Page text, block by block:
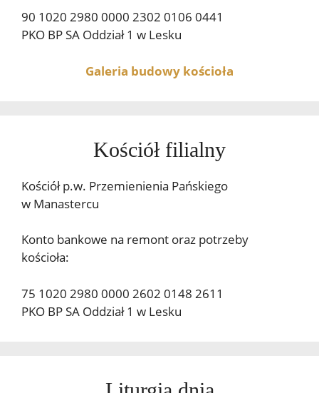
90 1020 2980 0000 2302 0106 0441
PKO BP SA Oddział 1 w Lesku
Galeria budowy kościoła
Kościół filialny
Kościół p.w. Przemienienia Pańskiego
w Manastercu
Konto bankowe na remont oraz potrzeby
kościoła:
75 1020 2980 0000 2602 0148 2611
PKO BP SA Oddział 1 w Lesku